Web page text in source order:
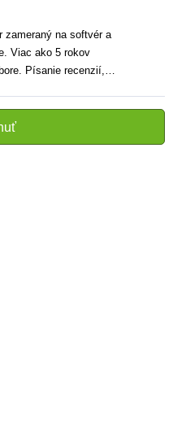
zameraný na softvér a
Viac ako 5 rokov
Písanie recenzií,
ktoré pomáhajú
a využiť moderné